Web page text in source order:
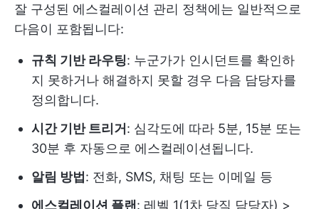
잘 구성된 에스컬레이션 관리 정책에는 일반적으로
다음이 포함됩니다:
규칙 기반 라우팅: 누군가가 인시던트를 확인하
지 못하거나 해결하지 못할 경우 다음 담당자를
정의합니다.
시간 기반 트리거 : 심각도에 따라 5분, 15분 또는
30분 후 자동으로 에스컬레이션됩니다.
알림 방법 : 전화, SMS, 채팅 또는 이메일 등
에스컬레이션 플랜 : 레벨 1(1차 당직 담당자) >